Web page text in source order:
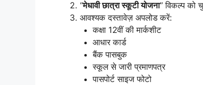
“मेधावी छात्रा स्कूटी योजना” विकल्प को
आवश्यक दस्तावेज़ अपलोड करें:
कक्षा 12वीं की मार्कशीट
आधार कार्ड
बैंक पासबुक
स्कूल से जारी प्रमाणपत्र
पासपोर्ट साइज फोटो